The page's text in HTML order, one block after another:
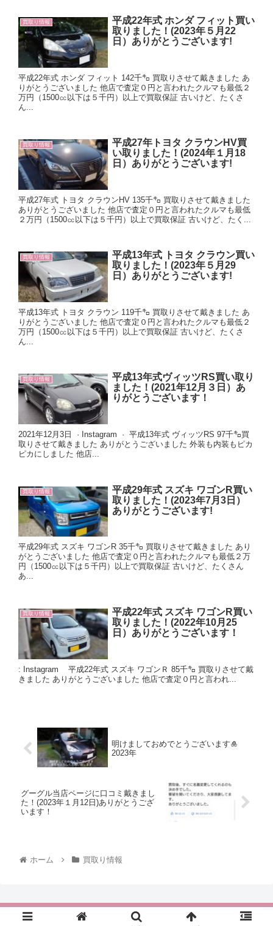
買取り情報
平成22年式 ホンダ フィット買い
取りました！(2023年５月22
日）ありがとうございます!
平成22年式 ホンダ フィット 142千㌔ 買取りさせて戴きました あ
りがとうございました 他店で査定０円と言われたクルマも最低２
万円（1500㏄以下は５千円）以上で買取保証 古いけど、たくさ
ん...
買取り情報
平成27年トヨタ クラウンHV買
い取りました！(2024年１月18
日）ありがとうございます!
平成27年式 トヨタ クラウンHV 135千㌔ 買取りさせて戴きました
ありがとうございました 他店で査定０円と言われたクルマも最低
２万円（1500㏄以下は５千円）以上で買取保証 古いけど、たく...
買取り情報
平成13年式 トヨタ クラウン買い
取りました！(2023年５月29
日）ありがとうございます!
平成13年式 トヨタ クラウン 119千㌔ 買取りさせて戴きました あ
りがとうございました 他店で査定０円と言われたクルマも最低２
万円（1500㏄以下は５千円）以上で買取保証 古いけど、たくさ
ん...
買取り情報
平成13年式ヴィッツRS買い取り
ました！(2021年12月３日）あ
りがとうございます！
2021年12月3日 · Instagram · 平成13年式 ヴィッツRS 97千㌔買
取りさせて戴きました ありがとうございました 外装も内装もピカ
ピカにしました 他店...
買取り情報
平成29年式 スズキ ワゴンR買い
取りました！(2023年7月3日）
ありがとうございます!
平成29年式 スズキ ワゴンR 35千㌔ 買取りさせて戴きました あり
がとうございました 他店で査定０円と言われたクルマも最低２万
円（1500㏄以下は５千円）以上で買取保証 古いけど、たくさん
あ...
買取り情報
平成22年式 スズキ ワゴンR買い
取りました！(2022年10月25
日）ありがとうございます！
: Instagram 平成22年式 スズキ ワゴンＲ 85千㌔ 買取りさせて戴
きました ありがとうございました 他店で査定０円と言われ...
明けましておめでとうございます🎍
2023年
グーグル当店ページに口コミ戴きまし
た！(2023年１月12日)ありがとうござ
います！
ホーム 買取り情報
ハッピーカーズ 取手店